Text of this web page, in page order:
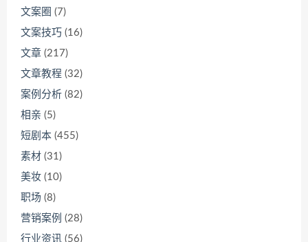
文案圈 (7)
文案技巧 (16)
文章 (217)
文章教程 (32)
案例分析 (82)
相亲 (5)
短剧本 (455)
素材 (31)
美妆 (10)
职场 (8)
营销案例 (28)
行业资讯 (56)